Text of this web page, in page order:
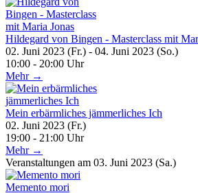
Hildegard von Bingen - Masterclass mit
02. Juni 2023 (Fr.) - 04. Juni 2023 (So.)
10:00 - 20:00 Uhr
Mehr →
Mein erbärmliches jämmerliches Ich
02. Juni 2023 (Fr.)
19:00 - 21:00 Uhr
Mehr →
Veranstaltungen am 03. Juni 2023 (Sa.)
Memento mori